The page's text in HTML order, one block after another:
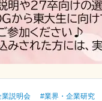
説明会 #業界・企業研究